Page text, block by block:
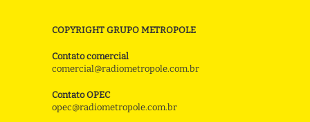
COPYRIGHT GRUPO METROPOLE
Contato comercial
comercial@radiometropole.com.br
Contato OPEC
opec@radiometropole.com.br